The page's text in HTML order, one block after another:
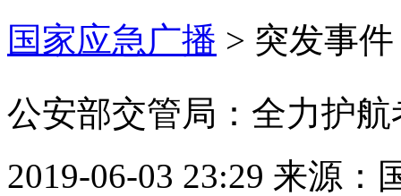
国家应急广播 > 突发事件
公安部交管局：全力护
2019-06-03 23:29 来源：